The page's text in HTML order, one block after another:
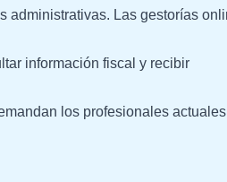
administrativas. Las gestorías
información fiscal y recibir
los profesionales